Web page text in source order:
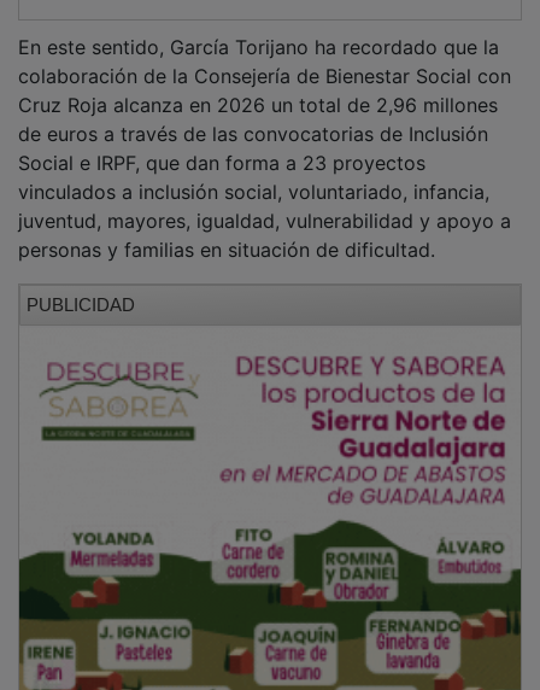
colaboración, como el convenio contra la pobreza
energética, dotado con 500.000 euros, que permite
trabajar junto a Cruz Roja para evitar que una
situación de vulnerabilidad económica acabe
afectando a algo tan básico como mantener unas
condiciones dignas dentro del hogar.
Además, Cruz Roja participa en el programa plurianual
de 'tarjetas monedero' para necesidades básicas
(Programa Básico), financiado con fondos europeos,
con más de 12 millones de euros para el periodo
2025-2028, dirigido a facilitar que las familias puedan